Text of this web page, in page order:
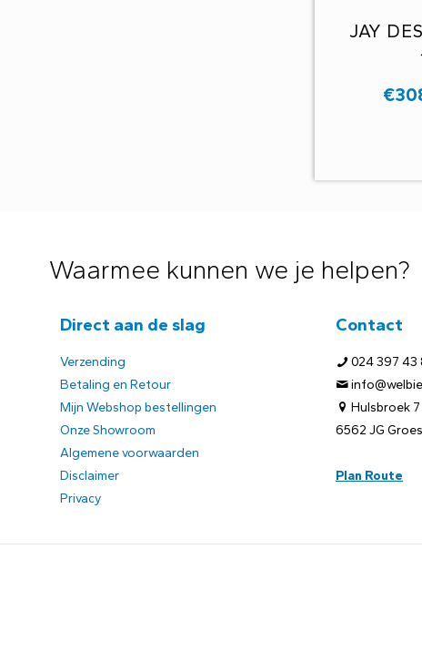
JAY
€
Waarmee kunnen we je helpen?
Direct aan de slag
Verzending
Betaling en Retour
Mijn Webshop bestellingen
Onze Showroom
Algemene voorwaarden
Disclaimer
Privacy
Contact
024 397 43
Hulsbroek 7
6562 JG
Plan Route